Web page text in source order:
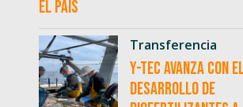
el país
Transferencia
Y-TEC avanza con
desarrollo de